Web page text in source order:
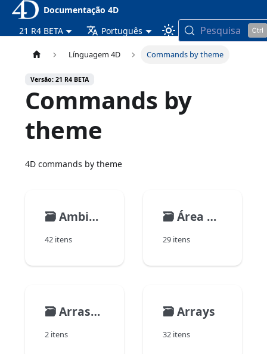
Documentação 4D
21 R4 BETA
Português Pesquisa
Línguagem 4D Commands by theme
Versão: 21 R4 BETA
Commands by
theme
4D commands by theme
🗃️ Ambiente 4D
42 itens
🗃️Área Web
29 itens
🗃️ Arrastar e Soltar
2 itens
🗃️Arrays
32 itens